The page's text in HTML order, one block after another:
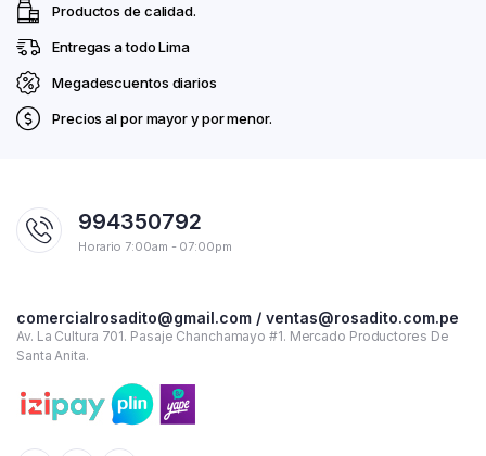
Productos de calidad.
Entregas a todo Lima
Megadescuentos diarios
Precios al por mayor y por menor.
994350792
Horario 7:00am - 07:00pm
comercialrosadito@gmail.com / ventas@rosadito.com.pe
Av. La Cultura 701. Pasaje Chanchamayo #1. Mercado Productores De
Santa Anita.